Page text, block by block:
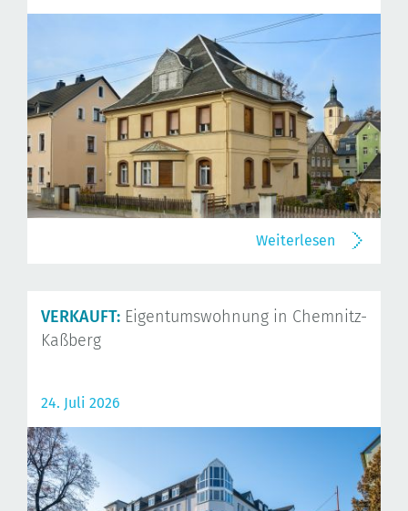
Weiterlesen
VERKAUFT: Eigentumswohnung in Chemnitz-
Kaßberg
24. Juli 2026